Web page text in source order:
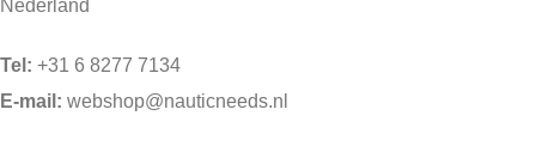
Nederland
Tel: +31 6 8277 7134
E-mail: webshop@nauticneeds.nl